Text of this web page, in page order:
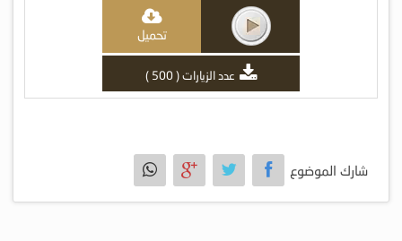
تحميل
عدد الزيارات ( 500 )
شارك الموضوع